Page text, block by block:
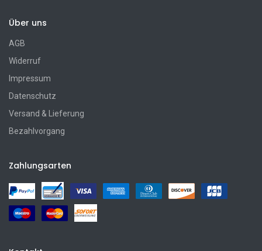
Über uns
AGB
Widerruf
Impressum
Datenschutz
Versand & Lieferung
Bezahlvorgang
Zahlungsarten